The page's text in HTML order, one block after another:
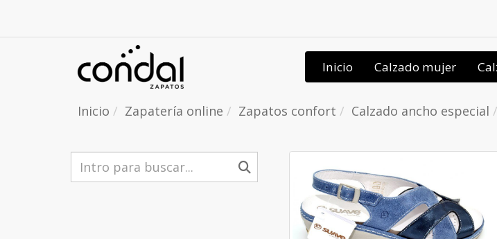
Inicio Calzado mujer
Inicio Zapatería online Zapatos confort Calzado ancho especial